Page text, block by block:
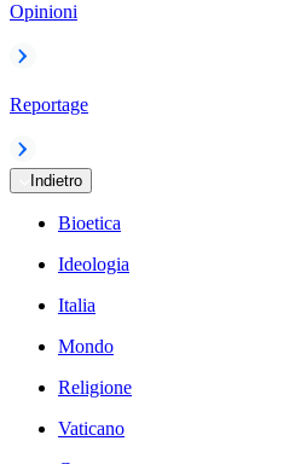
Opinioni
Reportage
Indietro
Bioetica
Ideologia
Italia
Mondo
Religione
Vaticano